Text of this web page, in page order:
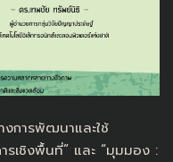
งการพัฒนาและใช้
รเชิงพื้นที่” และ “มุมมอง :